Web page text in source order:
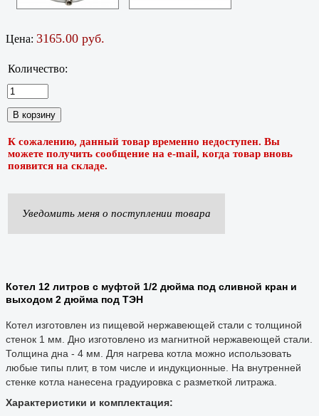
Цена: 3165.00 руб.
Количество:
К сожалению, данный товар временно недоступен. Вы
можете получить сообщение на e-mail, когда товар вновь
появится на складе.
Уведомить меня о поступлении товара
Котел 12 литров с муфтой 1/2 дюйма под сливной кран и
выходом 2 дюйма под ТЭН
Котел изготовлен из пищевой нержавеющей стали с толщиной
стенок 1 мм. Дно изготовлено из магнитной нержавеющей стали.
Толщина дна - 4 мм. Для нагрева котла можно использовать
любые типы плит, в том числе и индукционные. На внутренней
стенке котла нанесена градуировка с разметкой литража.
Характеристики и комплектация: